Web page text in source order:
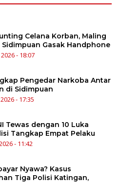
Celana Korban, Maling
Sidimpuan Gasak Handphone
- 18:07
Pengedar Narkoba Antar
di Sidimpuan
- 17:35
Tewas dengan 10 Luka
Tangkap Empat Pelaku
- 11:42
Nyawa? Kasus
Tiga Polisi Katingan,